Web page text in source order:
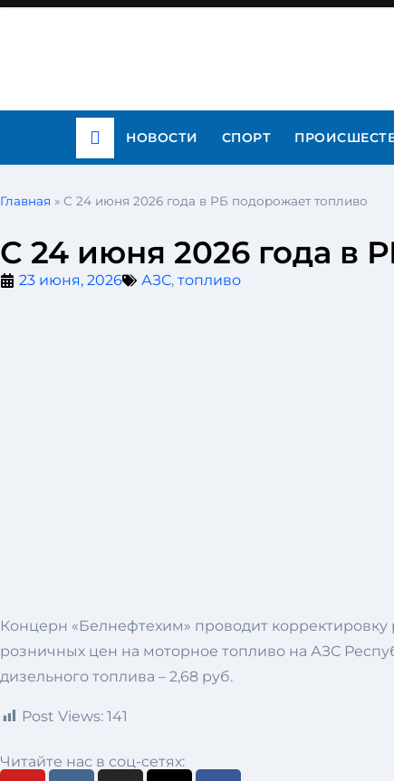
НОВОСТИ СПОРТ
Главная » С 24 июня 2026 года в РБ подорожает топливо
С 24 июня 2026 года в
23 июня, 2026 АЗС, топливо
Концерн «Белнефтехим» проводит
розничных цен на моторное топливо на АЗС
дизельного топлива – 2,68 руб.
Post Views: 141
Читайте нас в соц-сетях: